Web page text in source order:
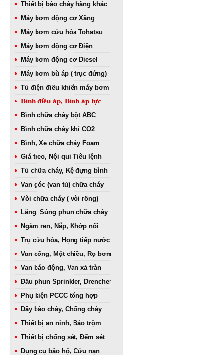
Thiết bị báo cháy hãng khác
Máy bơm động cơ Xăng
Máy bơm cứu hỏa Tohatsu
Máy bơm động cơ Điện
Máy bơm động cơ Diesel
Máy bơm bù áp ( trục đứng)
Tủ điện điều khiển máy bơm
Bình điều áp, Bình áp lực
Bình chữa cháy bột ABC
Bình chữa cháy khí CO2
Bình, Xe chữa cháy Foam
Giá treo, Nội qui Tiêu lệnh
Tủ chữa cháy, Kệ đựng bình
Van góc (van tủ) chữa cháy
Vòi chữa cháy ( vòi rồng)
Lăng, Súng phun chữa cháy
Ngàm ren, Nắp, Khớp nối
Trụ cứu hỏa, Họng tiếp nước
Van cổng, Một chiều, Rọ bơm
Van báo động, Van xả tràn
Đầu phun Sprinkler, Drencher
Phụ kiện PCCC tổng hợp
Dây báo cháy, Chống cháy
Thiết bị an ninh, Báo trộm
Thiết bị chống sét, Đếm sét
Dụng cụ bảo hộ, Cứu nạn